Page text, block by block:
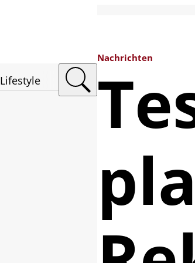
Lifestyle
Nachrichten